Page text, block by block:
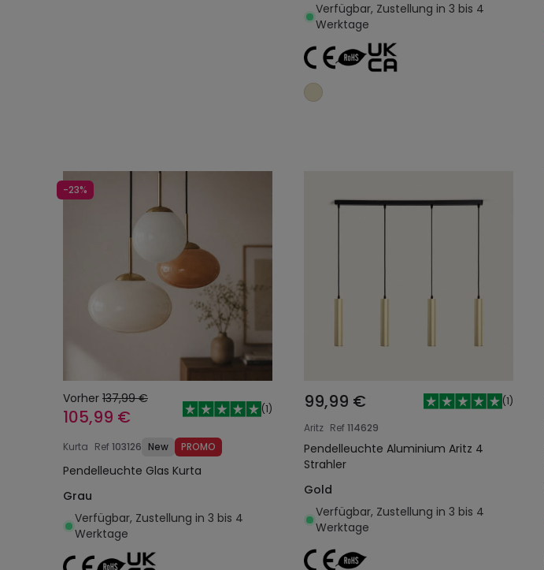
Verfügbar, Zustellung in 3 bis 4
Werktage
-23%
Vorher 137,99 €
105,99 € (1)
Kurta Ref103126 New PROMO
Pendelleuchte Glas Kurta
Grau
Verfügbar, Zustellung in 3 bis 4
Werktage
99,99 € (1)
Aritz Ref114629
Pendelleuchte Aluminium Aritz 4
Strahler
Gold
Verfügbar, Zustellung in 3 bis 4
Werktage